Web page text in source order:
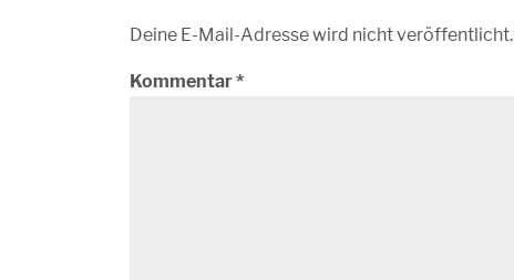
Deine E-Mail-Adresse wird nicht veröffentlicht.
Kommentar*